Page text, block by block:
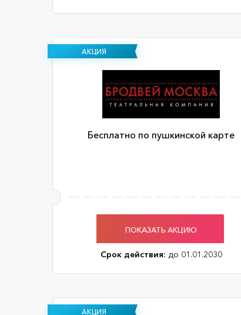
АКЦИЯ
Бесплатно по пушкинской карте
ПОКАЗАТЬ АКЦИЮ
Срок действия: до 01.01.2030
АКЦИЯ